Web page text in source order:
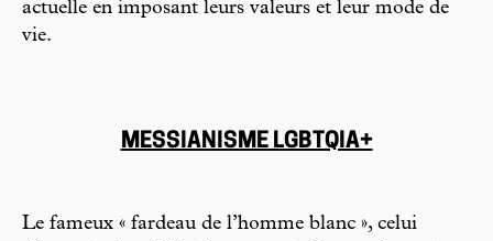
actuelle en imposant leurs valeurs et leur mode de
vie.
MESSIANISME LGBTQIA+
Le fameux « fardeau de l’homme blanc », celui